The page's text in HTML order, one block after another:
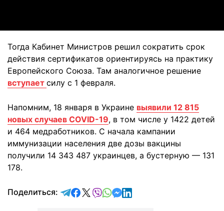
Тогда Кабинет Министров решил сократить срок
действия сертификатов ориентируясь на практику
Европейского Союза. Там аналогичное решение
вступает силу с 1 февраля.
Напомним, 18 января в Украине выявили 12 815
новых случаев COVID-19, в том числе у 1422 детей
и 464 медработников. С начала кампании
иммунизации населения две дозы вакцины
получили 14 343 487 украинцев, а бустерную — 131
178.
Поделиться: отправить в Telegram
поделиться в Facebook
поделиться в X
отправить в Viber
отправить в Whatsapp
отправить в Messenger
отправить в LinkedIn